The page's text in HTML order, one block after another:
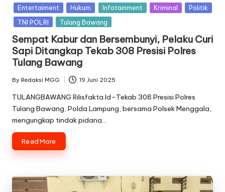
inEntertaiment Hukum Infotainment Kriminal
Politik
TNI POLRI
Tulang Bawang
Sempat Kabur dan Bersembunyi, Pelaku Curi
Sapi Ditangkap Tekab 308 Presisi Polres
Tulang Bawang
Posted
by
By Redaksi MGG 19 Juni 2025
TULANGBAWANG Rilisfakta.Id–Tekab 308 Presisi Polres
Tulang Bawang, Polda Lampung, bersama Polsek Menggala,
mengungkap tindak pidana…
Read More